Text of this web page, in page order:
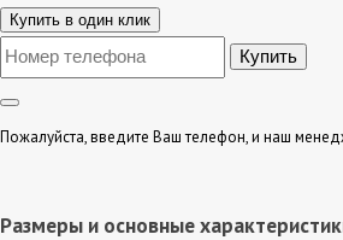
Купить в один клик
Пожалуйста, введите Ваш телефон, и наш
Размеры и основные